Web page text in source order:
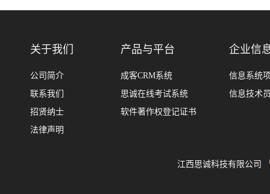
关于我们
公司简介
联系我们
招贤纳士
法律声明
产品与平台
成客CRM系统
思诚在线考试系统
软件著作权登记证书
企业信
信息系统
信息技术
江西思诚科技有限公司